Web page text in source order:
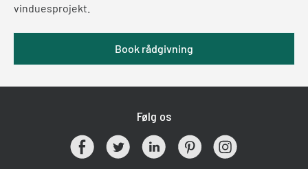
vinduesprojekt.
Book rådgivning
Følg os